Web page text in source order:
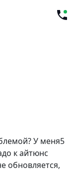
У меня5
к айтюнс
обновляется,